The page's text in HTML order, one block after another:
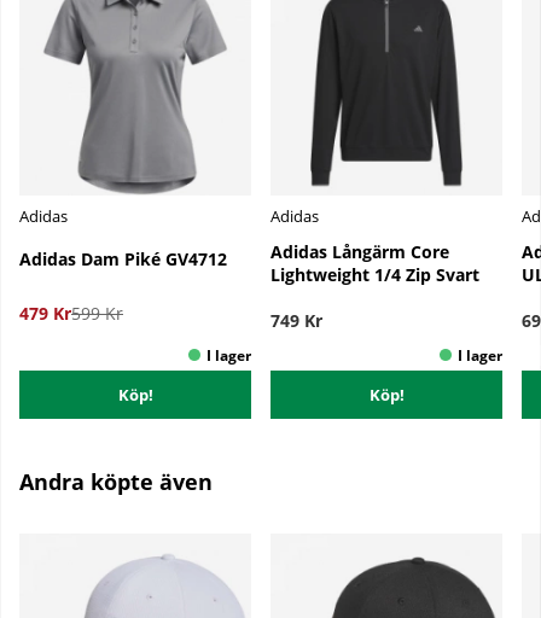
Adidas
Adidas Dam Piké GV4712
479 Kr599 Kr
Köp!
Adidas
Adidas Långärm Core
Lightweight 1/4 Zip Svart
749 Kr
Köp!
Andra köpte även